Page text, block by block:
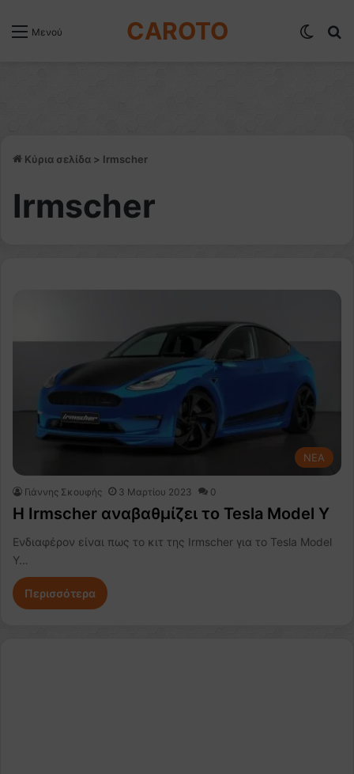
Μενού CAROTO
Κύρια σελίδα > Irmscher
Irmscher
NEA
Γιάννης Σκουφής 3 Μαρτίου 2023 0
Η Irmscher αναβαθμίζει το Tesla Model Y
Ενδιαφέρον είναι πως το κιτ της Irmscher για το Tesla Model
Y…
Περισσότερα